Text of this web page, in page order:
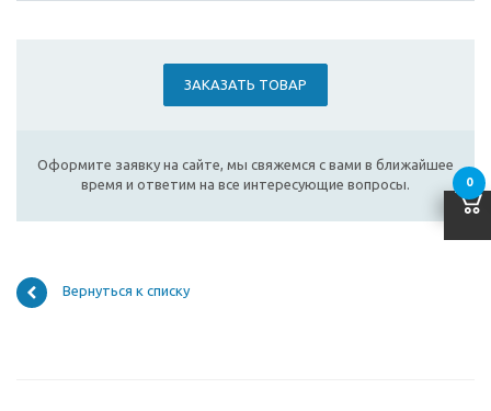
ЗАКАЗАТЬ ТОВАР
Оформите заявку на сайте, мы свяжемся с вами в ближайшее
время и ответим на все интересующие вопросы.
Вернуться к списку
0